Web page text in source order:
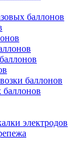
баллонов
баллонов
баллонов
электродов